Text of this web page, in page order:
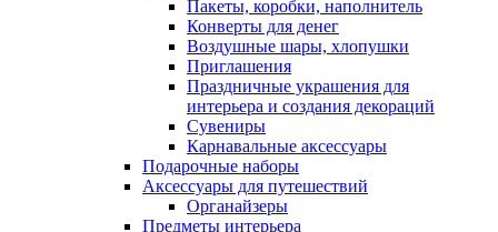
Пакеты, коробки, наполнитель
Конверты для денег
Воздушные шары, хлопушки
Приглашения
Праздничные украшения для
интерьера и создания декораций
Сувениры
Карнавальные аксессуары
Подарочные наборы
Аксессуары для путешествий
Органайзеры
Предметы интерьера